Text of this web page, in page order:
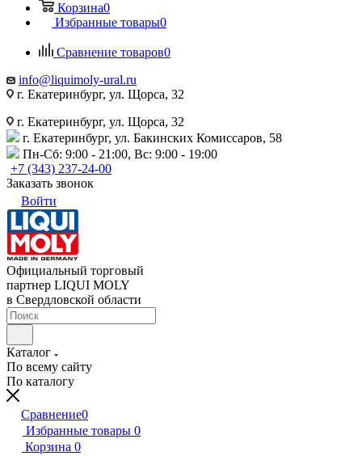
Корзина0
Избранные товары0
Сравнение товаров0
info@liquimoly-ural.ru
г. Екатеринбург, ул. Щорса, 32
г. Екатеринбург, ул. Щорса, 32
г. Екатеринбург, ул. Бакинских Комиссаров, 58
Пн-Сб: 9:00 - 21:00, Вс: 9:00 - 19:00
+7 (343) 237-24-00
Заказать звонок
Войти
Официальный торговый
партнер LIQUI MOLY
в Свердловской области
Каталог
По всему сайту
По каталогу
Сравнение0
Избранные товары 0
Корзина 0